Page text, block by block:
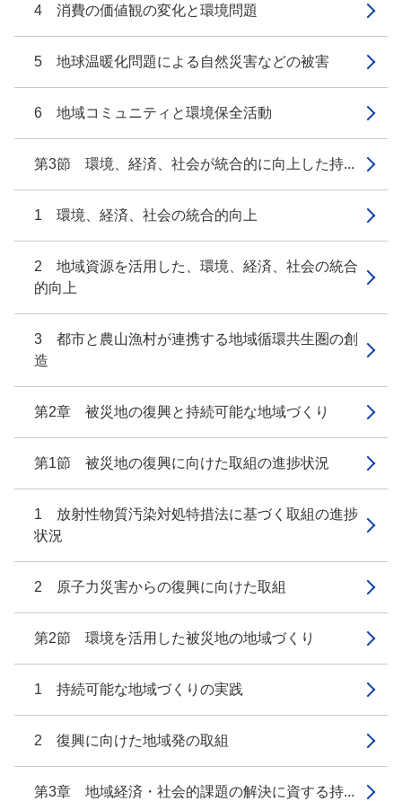
4 消費の価値観の変化と環境問題
5 地球温暖化問題による自然災害などの被害
6 地域コミュニティと環境保全活動
第3節 環境、経済、社会が統合的に向上した持...
1 環境、経済、社会の統合的向上
2 地域資源を活用した、環境、経済、社会の統合
的向上
3 都市と農山漁村が連携する地域循環共生圏の創
造
第2章 被災地の復興と持続可能な地域づくり
第1節 被災地の復興に向けた取組の進捗状況
1 放射性物質汚染対処特措法に基づく取組の進捗
状況
2 原子力災害からの復興に向けた取組
第2節 環境を活用した被災地の地域づくり
1 持続可能な地域づくりの実践
2 復興に向けた地域発の取組
第3章 地域経済・社会的課題の解決に資する持...